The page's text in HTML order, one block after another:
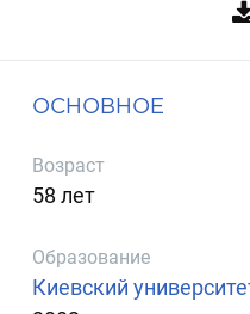
ОСНОВНОЕ
Возраст
58 лет
Образование
Киевский